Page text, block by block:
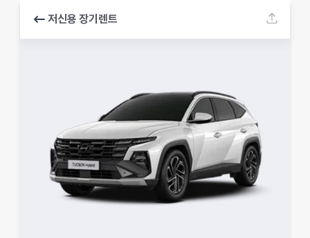
저신용 장기렌트